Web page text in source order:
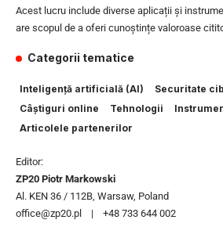
Acest lucru include diverse aplicații și
are scopul de a oferi cunoștințe valoroase
Categorii tematice
Inteligență artificială (AI) Securitate
Câștiguri online
Tehnologii
Articolele partenerilor
Editor:
ZP20 Piotr Markowski
Al. KEN 36 / 112B, Warsaw, Poland
office@zp20.pl | +48 733 644 002